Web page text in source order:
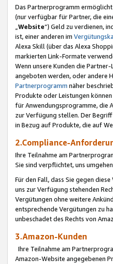
Das Partnerprogramm
(nur verfügbar für Partner, die
Website“) Geld zu verdienen,
ist, einer anderen im
Alexa Skill (über das Alexa
markierten Link-Formate
Wenn unsere Kunden die
angeboten werden, oder andere
Partnerprogramm näher
Produkte oder Leistungen
für Anwendungsprogramme, die
zur Verfügung stellen. Der
in Bezug auf Produkte, die auf
2.Compliance-
Ihre Teilnahme am
Sie sind verpflichtet, uns
Für den Fall, dass Sie gegen
uns zur Verfügung stehenden
Vergütungen ohne weitere
entsprechende Vergütungen zu
unbeschadet des Rechts von
3.Amazon-Kunden
Ihre Teilnahme am
Amazon-Website angegebenen